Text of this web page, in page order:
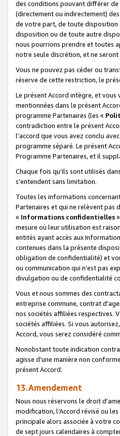
des conditions pouvant différer de
(directement ou indirectement)
de votre part, de toute disposition
disposition ou de toute autre
nous pourrions prendre et toutes
notre seule discrétion, et ne
Vous ne pouvez pas céder ou
réserve de cette restriction, le
Le présent Accord intègre, et
mentionnées dans le présent
programme Partenaires (les «
contradiction entre le présent
l’accord que vous avez conclu
programme séparé. Le présent
Programme Partenaires, et il
Chaque fois qu’ils sont utilisés
s'entendent sans limitation.
Toutes les informations
Partenaires et qui ne relèvent pas
« Informations confidentielles
mesure où leur utilisation est
entités ayant accès aux
contenues dans la présente
obligation de confidentialité) et
ou communication qui n’est pas
divulgation ou de confidentialité
Vous et nous sommes des
entreprise commune, contrat
nos sociétés affiliées respectives.
sociétés affiliées. Si vous
Accord, vous serez considéré
Nonobstant toute indication
agisse d’une manière non
présent Accord.
13.Amendement
Nous nous réservons le droit
modification, l’Accord révisé ou
principale alors associée à votre
de sept jours calendaires à